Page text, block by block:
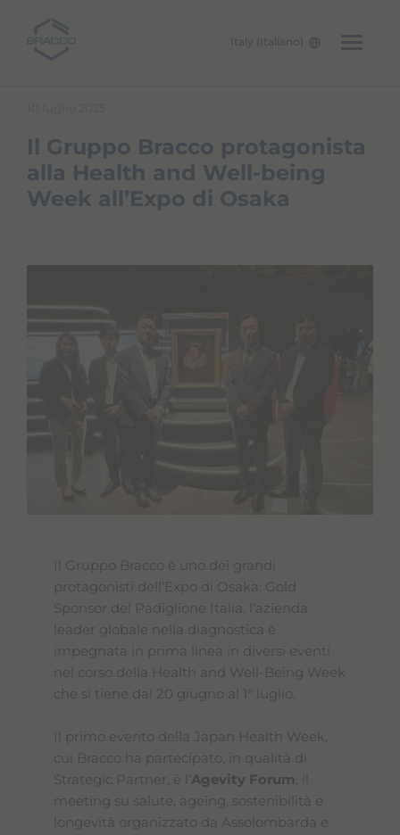
Italy (Italiano)
Il Gruppo Bracco protagonista
alla Health and Well-being
Week all’Expo di Osaka
Il Gruppo Bracco è uno dei grandi
protagonisti dell’Expo di Osaka: Gold
Sponsor del Padiglione Italia, l’azienda
leader globale nella diagnostica è
impegnata in prima linea in diversi eventi
nel corso della Health and Well-Being Week
che si tiene dal 20 giugno al 1° luglio.
Il primo evento della Japan Health Week,
cui Bracco ha partecipato, in qualità di
Strategic Partner, è l’Agevity Forum, il
meeting su salute, ageing, sostenibilità e
longevità organizzato da Assolombarda e